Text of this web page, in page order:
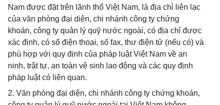
Nam được đặt trên lãnh thổ Việt Nam, là địa chỉ liên lạc
của văn phòng đại diện, chi nhánh công ty chứng
khoán, công ty quản lý quỹ nước ngoài, có địa chỉ được
xác định, có số điện thoại, số fax, thư điện tử (nếu có) và
phù hợp với quy định của pháp luật Việt Nam về an
ninh, trật tự, an toàn vệ sinh lao động và các quy định
pháp luật có liên quan.
2. Văn phòng đại diện, chi nhánh công ty chứng khoán,